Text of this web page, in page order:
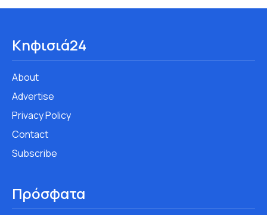
Κηφισιά24
About
Advertise
Privacy Policy
Contact
Subscribe
Πρόσφατα